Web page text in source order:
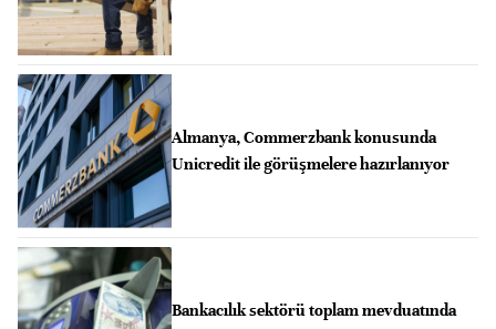
Almanya, Commerzbank konusunda
Unicredit ile görüşmelere hazırlanıyor
Bankacılık sektörü toplam mevduatında